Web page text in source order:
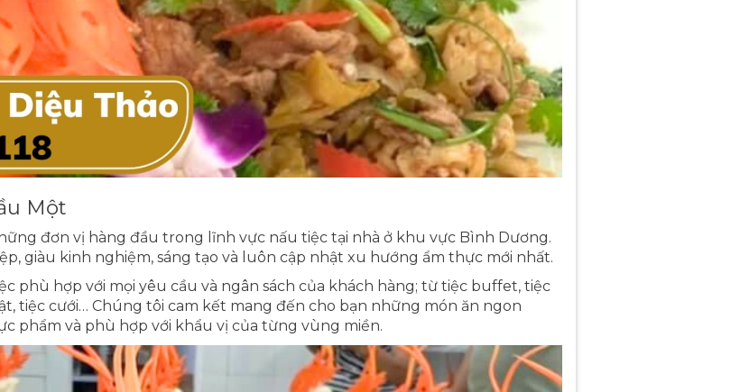
Một
đơn vị hàng đầu trong lĩnh vực nấu tiệc tại nhà ở khu vực Bình Dương.
giàu kinh nghiệm, sáng tạo và luôn cập nhật xu hướng ẩm thực mới nhất.
phù hợp với mọi yêu cầu và ngân sách của khách hàng; từ tiệc buffet, tiệc
tiệc cưới… Chúng tôi cam kết mang đến cho bạn những món ăn ngon
phẩm và phù hợp với khẩu vị của từng vùng miền.